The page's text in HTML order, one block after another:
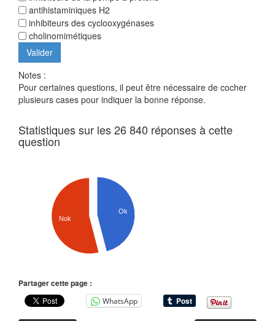
antihistaminiques H2
inhibiteurs des cyclooxygénases
cholinomimétiques
Notes :
Pour certaines questions, il peut être nécessaire de cocher
plusieurs cases pour indiquer la bonne réponse.
Statistiques sur les 26 840 réponses à cette
question
Ok
Nok
Partager cette page :
WhatsApp